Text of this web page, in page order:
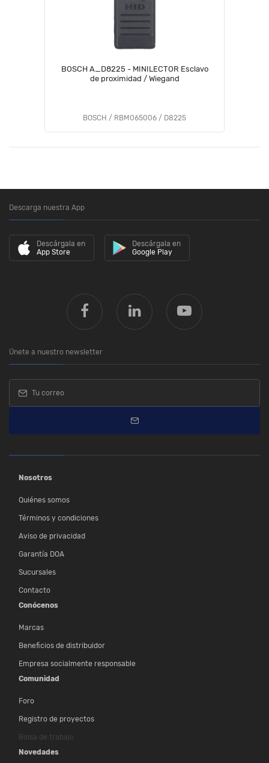
BOSCH A_D8225 - MINILECTOR Esclavo
de proximidad / Wiegand
BOSCH / RBM065006 / D8225
Descarga nuestra App
Descárgala en
App Store
Descárgala en
Google Play
Únete a nuestro newsletter
Nosotros
Quiénes somos
Términos y condiciones
Aviso de privacidad
Garantía DOA
Sucursales
Contacto
Conócenos
Marcas
Beneficios de distribuidor
Empresa socialmente responsable
Comunidad
Foro
Registro de proyectos
Bolsa de trabajo
Novedades